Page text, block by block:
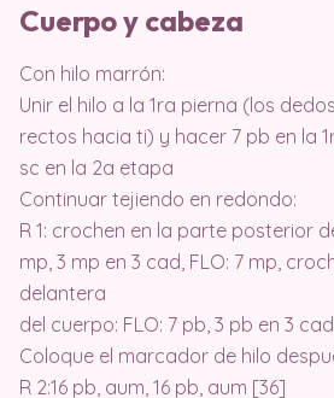
Cuerpo y cabeza
Con hilo marrón:
Unir el hilo a la 1ra pierna (los
rectos hacia ti) y hacer 7 pb en la
sc en la 2a etapa
Continuar tejiendo en redondo:
R 1: crochen en la parte posterior
mp, 3 mp en 3 cad, FLO: 7 mp,
delantera
del cuerpo: FLO: 7 pb, 3 pb en 3
Coloque el marcador de hilo
R 2:16 pb, aum, 16 pb, aum [36]